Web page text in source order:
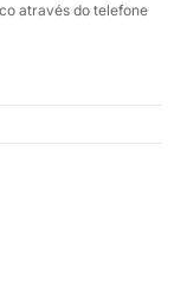
através do telefone